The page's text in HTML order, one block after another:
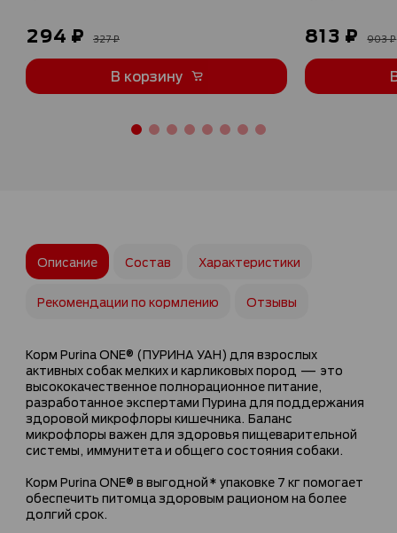
294 ₽ 327 ₽
В корзину
813 ₽ 903 ₽
Описание
Корм Purina ONE® (ПУРИНА УАН) для взрослых
активных собак мелких и карликовых пород — это
высококачественное полнорационное питание,
разработанное экспертами Пурина для поддержания
здоровой микрофлоры кишечника. Баланс
микрофлоры важен для здоровья пищеварительной
системы, иммунитета и общего состояния собаки.
Корм Purina ONE® в выгодной* упаковке 7 кг помогает
обеспечить питомца здоровым рационом на более
долгий срок.
Состав Характеристики
Рекомендации по кормлению Отзывы